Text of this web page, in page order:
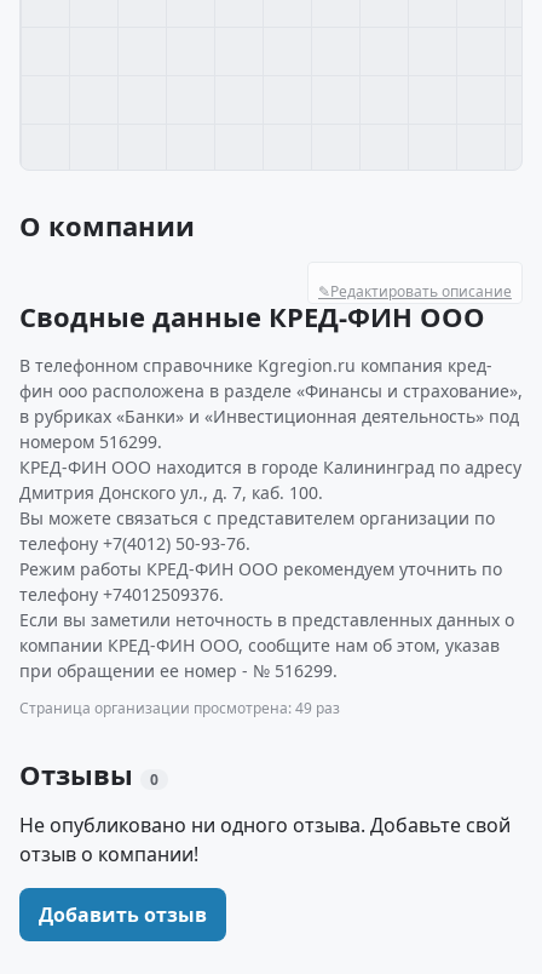
О компании
✎Редактировать описание
Сводные данные КРЕД-ФИН ООО
В телефонном справочнике Kgregion.ru компания кред-
фин ооо расположена в разделе «Финансы и страхование»,
в рубриках «Банки» и «Инвестиционная деятельность» под
номером 516299.
КРЕД-ФИН ООО находится в городе Калининград по адресу
Дмитрия Донского ул., д. 7, каб. 100.
Вы можете связаться с представителем организации по
телефону +7(4012) 50-93-76.
Режим работы КРЕД-ФИН ООО рекомендуем уточнить по
телефону +74012509376.
Если вы заметили неточность в представленных данных о
компании КРЕД-ФИН ООО, сообщите нам об этом, указав
при обращении ее номер - № 516299.
Страница организации просмотрена: 49 раз
Отзывы 0
Не опубликовано ни одного отзыва. Добавьте свой
отзыв о компании!
Добавить отзыв